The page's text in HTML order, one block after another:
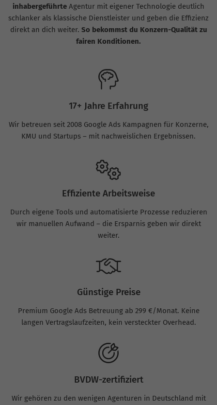
inhabergeführte Agentur mit eigener Technologie deutlich
schlanker als klassische Dienstleister und geben die Effizienz
direkt an dich weiter. So bekommst du Konzern-Qualität zu
fairen Konditionen.
17+ Jahre Erfahrung
Wir betreuen seit 2008 Google Ads Kampagnen für Konzerne,
KMU und Startups – mit nachweislichen Ergebnissen.
Effiziente Arbeitsweise
Durch eigene Tools und automatisierte Prozesse reduzieren
wir manuellen Aufwand – die Ersparnis geben wir direkt
weiter.
Günstige Preise
Premium Google Ads Betreuung ab 299 €/Monat. Keine
langen Vertragslaufzeiten, kein versteckter Overhead.
BVDW-zertifiziert
Wir gehören zu den wenigen Agenturen in Deutschland mit